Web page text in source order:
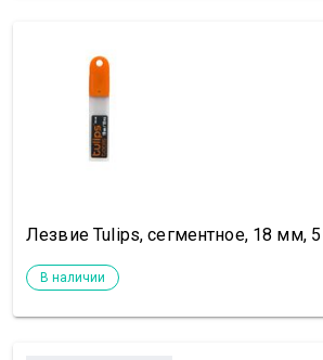
Лезвие Tulips, сегментное, 18 мм,
В наличии